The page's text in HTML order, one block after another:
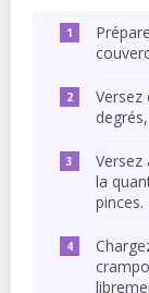
Versez
Versez
la
pinces.